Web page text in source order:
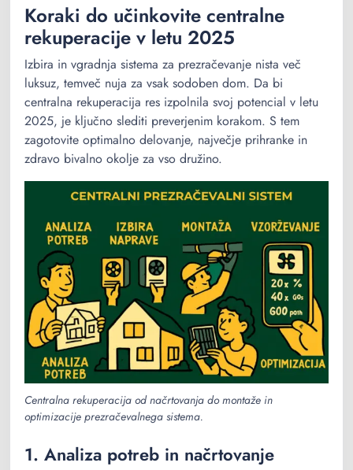
Koraki do učinkovite centralne
rekuperacije v letu 2025
Izbira in vgradnja sistema za prezračevanje nista več
luksuz, temveč nuja za vsak sodoben dom. Da bi
centralna rekuperacija res izpolnila svoj potencial v letu
2025, je ključno slediti preverjenim korakom. S tem
zagotovite optimalno delovanje, največje prihranke in
zdravo bivalno okolje za vso družino.
Centralna rekuperacija od načrtovanja do montaže in
optimizacije prezračevalnega sistema.
1. Analiza potreb in načrtovanje